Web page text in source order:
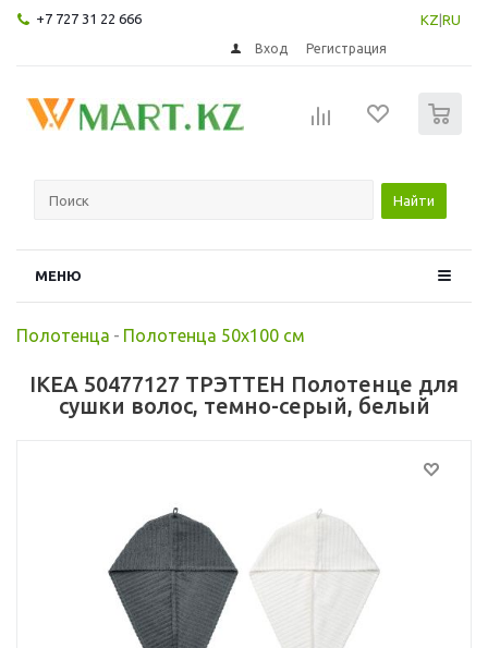
+7 727 31 22 666 KZ RU
Вход Регистрация
Найти
МЕНЮ
Полотенца - Полотенца 50х100 см
IKEA 50477127 ТРЭТТЕН Полотенце для
сушки волос, темно-серый, белый